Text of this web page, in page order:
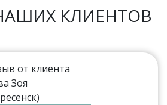
КЛИЕНТОВ